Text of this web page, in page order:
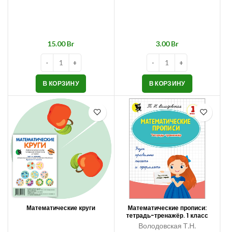
Br
В КОРЗИНУ
Br
В КОРЗИНУ
Математические круги
Математические прописи:
тетрадь-тренажёр. 1 класс
Володовская Т.Н.